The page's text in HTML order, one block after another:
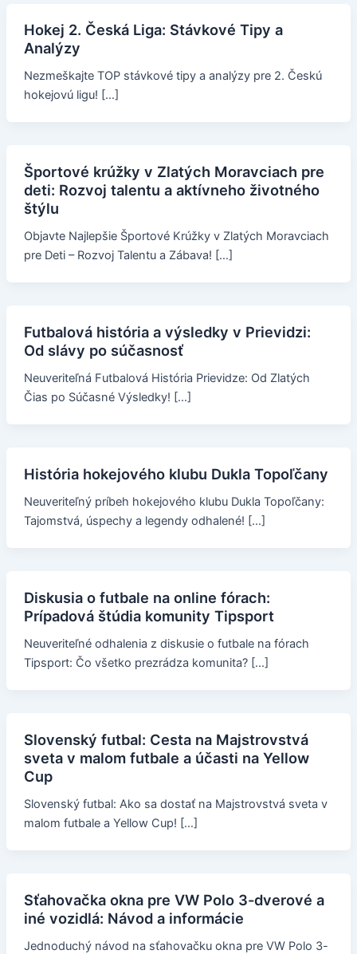
Hokej 2. Česká Liga: Stávkové Tipy a
Analýzy
Nezmeškajte TOP stávkové tipy a analýzy pre 2. Českú
hokejovú ligu! […]
Športové krúžky v Zlatých Moravciach pre
deti: Rozvoj talentu a aktívneho životného
štýlu
Objavte Najlepšie Športové Krúžky v Zlatých Moravciach
pre Deti – Rozvoj Talentu a Zábava! […]
Futbalová história a výsledky v Prievidzi:
Od slávy po súčasnosť
Neuveriteľná Futbalová História Prievidze: Od Zlatých
Čias po Súčasné Výsledky! […]
História hokejového klubu Dukla Topoľčany
Neuveriteľný príbeh hokejového klubu Dukla Topoľčany:
Tajomstvá, úspechy a legendy odhalené! […]
Diskusia o futbale na online fórach:
Prípadová štúdia komunity Tipsport
Neuveriteľné odhalenia z diskusie o futbale na fórach
Tipsport: Čo všetko prezrádza komunita? […]
Slovenský futbal: Cesta na Majstrovstvá
sveta v malom futbale a účasti na Yellow
Cup
Slovenský futbal: Ako sa dostať na Majstrovstvá sveta v
malom futbale a Yellow Cup! […]
Sťahovačka okna pre VW Polo 3-dverové a
iné vozidlá: Návod a informácie
Jednoduchý návod na sťahovačku okna pre VW Polo 3-